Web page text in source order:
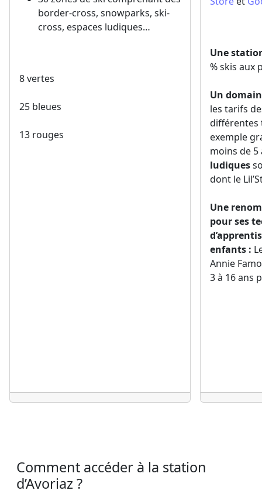
border-cross, snowparks, ski-
cross, espaces ludiques…
8 vertes
25 bleues
13 rouges
Une
% skis aux
Un
les tarifs
différentes
exemple
moins de
ludiques
dont le
Une
pour ses
enfants :
Annie
3 à 16 ans
Comment accéder à la station
d’Avoriaz ?